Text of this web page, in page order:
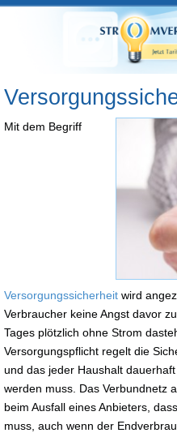
Mit dem Begriff
Versorgungssicherheit wird
Verbraucher keine Angst davor
Tages plötzlich ohne Strom
Versorgungspflicht regelt die
und das jeder Haushalt
werden muss. Das Verbundnetz
beim Ausfall eines Anbieters,
muss, auch wenn der